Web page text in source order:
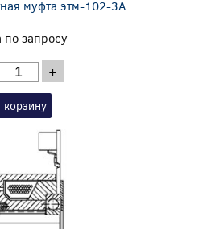
муфта этм-102-3А
по запросу
+
корзину